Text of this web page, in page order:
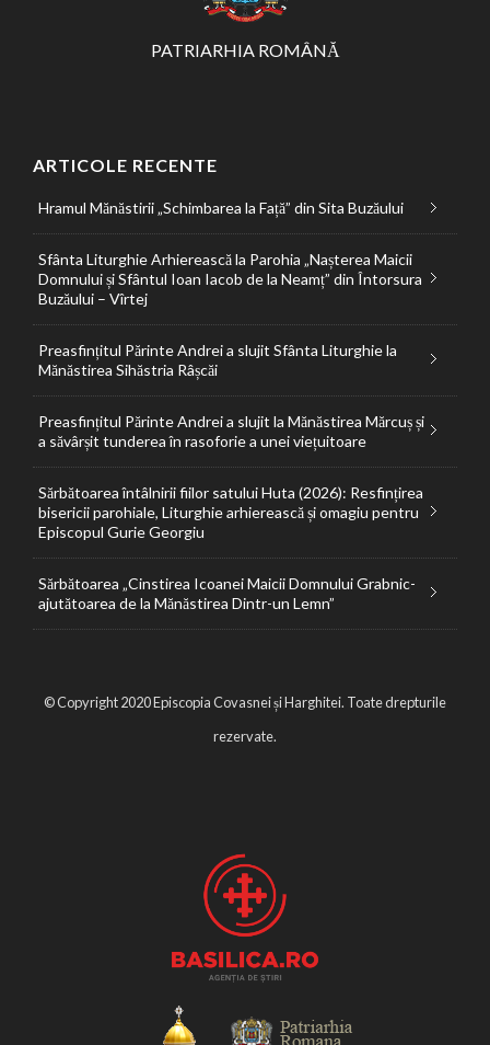
PATRIARHIA ROMÂNĂ
ARTICOLE RECENTE
Hramul Mănăstirii „Schimbarea la Față” din Sita Buzăului
Sfânta Liturghie Arhierească la Parohia „Nașterea Maicii
Domnului și Sfântul Ioan Iacob de la Neamț” din Întorsura
Buzăului – Vîrtej
Preasfințitul Părinte Andrei a slujit Sfânta Liturghie la
Mănăstirea Sihăstria Râșcăi
Preasfințitul Părinte Andrei a slujit la Mănăstirea Mărcuș și
a săvârșit tunderea în rasoforie a unei viețuitoare
Sărbătoarea întâlnirii fiilor satului Huta (2026): Resfințirea
bisericii parohiale, Liturghie arhierească și omagiu pentru
Episcopul Gurie Georgiu
Sărbătoarea „Cinstirea Icoanei Maicii Domnului Grabnic-
ajutătoarea de la Mănăstirea Dintr-un Lemn”
© Copyright 2020 Episcopia Covasnei și Harghitei. Toate drepturile
rezervate.